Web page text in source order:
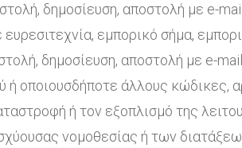
δημοσίευση, αποστολή με e-
εμπορικό σήμα,
δημοσίευση, αποστολή με e-
ή οποιουσδήποτε άλλους
ή τον εξοπλισμό της
νομοθεσίας ή των